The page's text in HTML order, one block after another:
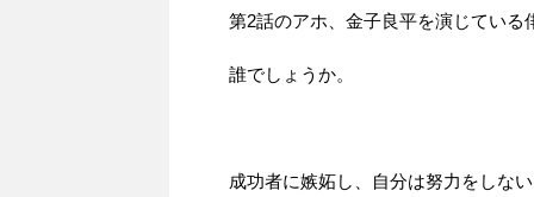
第2話のアホ、金子良平を演じている
誰でしょうか。
成功者に嫉妬し、自分は努力をしない